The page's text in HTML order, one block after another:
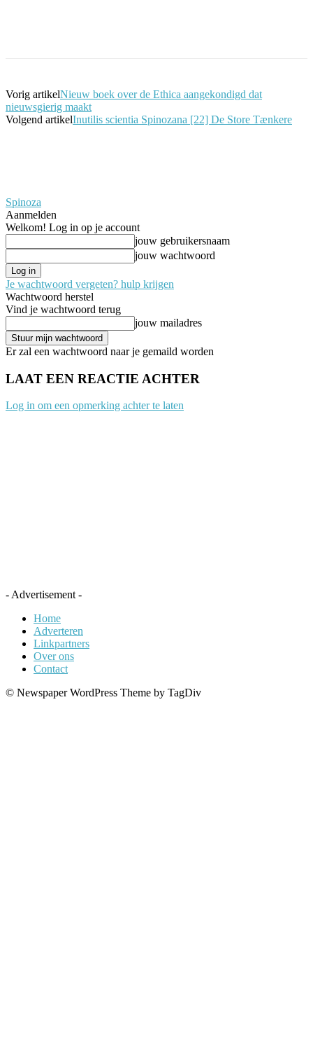
Vorig artikelNieuw boek over de Ethica aangekondigd dat
nieuwsgierig maakt
Volgend artikelInutilis scientia Spinozana [22] De Store Tænkere
Spinoza
Aanmelden
Welkom! Log in op je account
jouw gebruikersnaam
jouw wachtwoord
Je wachtwoord vergeten? hulp krijgen
Wachtwoord herstel
Vind je wachtwoord terug
jouw mailadres
Er zal een wachtwoord naar je gemaild worden
LAAT EEN REACTIE ACHTER
Log in om een opmerking achter te laten
- Advertisement -
Home
Adverteren
Linkpartners
Over ons
Contact
© Newspaper WordPress Theme by TagDiv